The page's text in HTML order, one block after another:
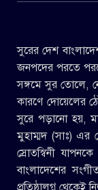
সুরের দেশ
জনপদের পরতে
সঙ্গমে সুর তোলে,
কারণে দোয়েলের
সুরে পড়ানো হয়,
মুহাম্মদ (সাঃ) এর
স্রোতস্বিনী
বাংলাদেশের